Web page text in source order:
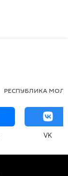
РЕСПУБЛИКА
VK